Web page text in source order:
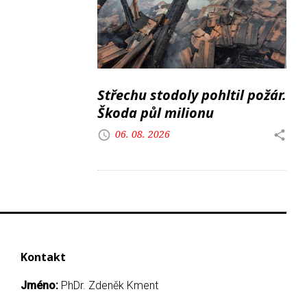
Střechu stodoly pohltil požár.
Škoda půl milionu
06. 08. 2026
Kontakt
Jméno: PhDr. Zdeněk Kment